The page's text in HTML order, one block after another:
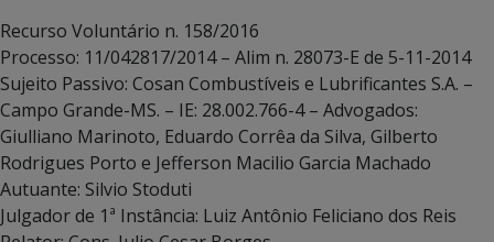
Recurso Voluntário n. 158/2016
Processo: 11/042817/2014 – Alim n. 28073-E de 5-11-2014
Sujeito Passivo: Cosan Combustíveis e Lubrificantes S.A. –
Campo Grande-MS. – IE: 28.002.766-4 – Advogados:
Giulliano Marinoto, Eduardo Corrêa da Silva, Gilberto
Rodrigues Porto e Jefferson Macilio Garcia Machado
Autuante: Silvio Stoduti
Julgador de 1ª Instância: Luiz Antônio Feliciano dos Reis